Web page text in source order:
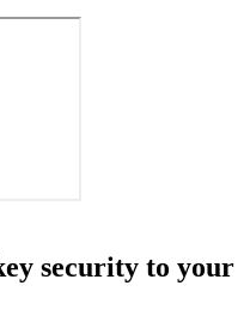
security to your